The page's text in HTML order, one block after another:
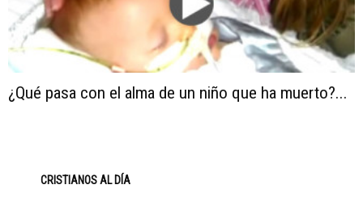
¿Qué pasa con el alma de un niño que ha muerto?...
CRISTIANOS AL DÍA